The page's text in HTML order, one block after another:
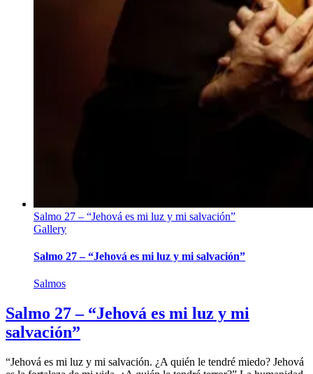
Salmo 27 – “Jehová es mi luz y mi salvación”
Gallery
Salmo 27 – “Jehová es mi luz y mi salvación”
Salmos
Salmo 27 – “Jehová es mi luz y mi
salvación”
“Jehová es mi luz y mi salvación. ¿A quién le tendré miedo? Jehová